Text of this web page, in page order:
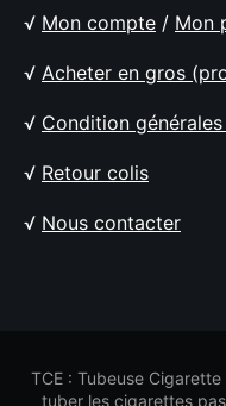
√ Mon compte / Mon
√ Acheter en gros
√ Condition
√ Retour colis
√ Nous contacter
TCE : Tubeuse
tuber les cigarettes